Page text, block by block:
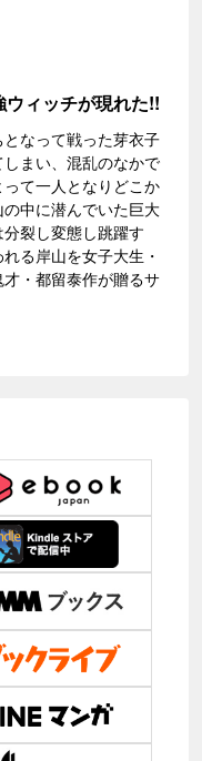
ィッチが現れた!!
なって戦った芽衣子
まい、混乱のなかで
て一人となりどこか
中に潜んでいた巨大
裂し変態し跳躍す
る岸山を女子大生・
・都留泰作が贈るサ